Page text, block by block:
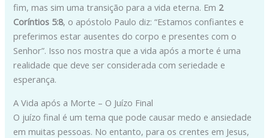
fim, mas sim uma transição para a vida eterna. Em 2
Coríntios 5:8, o apóstolo Paulo diz: “Estamos confiantes e
preferimos estar ausentes do corpo e presentes com o
Senhor”. Isso nos mostra que a vida após a morte é uma
realidade que deve ser considerada com seriedade e
esperança.
A Vida após a Morte – O Juízo Final
O juízo final é um tema que pode causar medo e ansiedade
em muitas pessoas. No entanto, para os crentes em Jesus,